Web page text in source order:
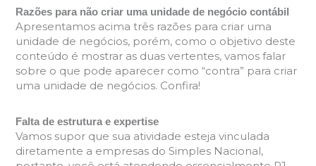
Razões para não criar uma unidade de negócio contábil
Apresentamos acima três razões para criar uma
unidade de negócios, porém, como o objetivo deste
conteúdo é mostrar as duas vertentes, vamos falar
sobre o que pode aparecer como “contra” para criar
uma unidade de negócios. Confira!
Falta de estrutura e expertise
Vamos supor que sua atividade esteja vinculada
diretamente a empresas do Simples Nacional,